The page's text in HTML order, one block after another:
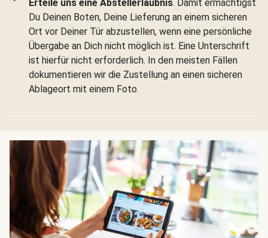
Erteile uns eine Abstellerlaubnis. Damit ermächtigst
Du Deinen Boten, Deine Lieferung an einem sicheren
Ort vor Deiner Tür abzustellen, wenn eine persönliche
Übergabe an Dich nicht möglich ist. Eine Unterschrift
ist hierfür nicht erforderlich. In den meisten Fällen
dokumentieren wir die Zustellung an einen sicheren
Ablageort mit einem Foto.